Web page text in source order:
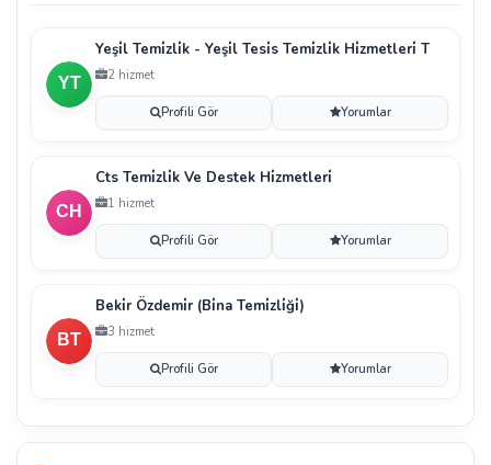
Yeşi̇l Temi̇zli̇k - Yeşi̇l Tesi̇s Temi̇zli̇k Hi̇zmetleri̇ T
2 hizmet
Profili Gör Yorumlar
Cts Temi̇zli̇k Ve Destek Hi̇zmetleri̇
1 hizmet
Profili Gör Yorumlar
Beki̇r Özdemi̇r (Bi̇na Temi̇zli̇ği̇)
3 hizmet
Profili Gör Yorumlar